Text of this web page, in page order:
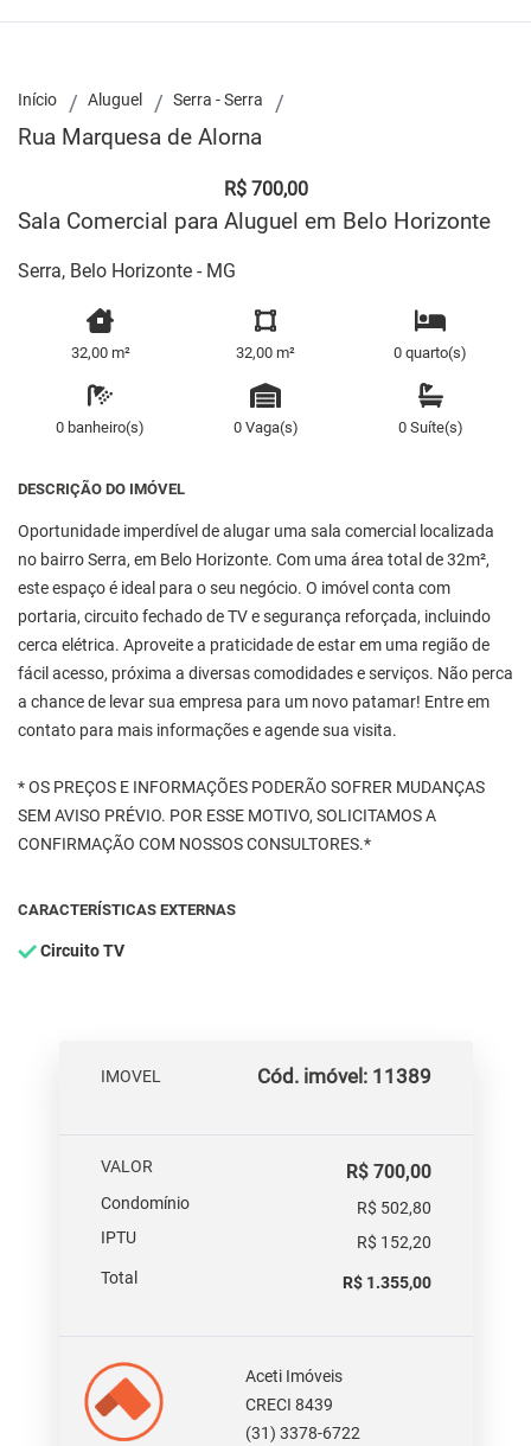
Início Aluguel Serra - Serra
Rua Marquesa de Alorna
R$ 700,00
Sala Comercial para Aluguel em Belo Horizonte
Serra, Belo Horizonte - MG
32,00 m² 32,00 m² 0 quarto(s)
0 banheiro(s) 0 Vaga(s) 0 Suíte(s)
DESCRIÇÃO DO IMÓVEL
Oportunidade imperdível de alugar uma sala comercial localizada
no bairro Serra, em Belo Horizonte. Com uma área total de 32m²,
este espaço é ideal para o seu negócio. O imóvel conta com
portaria, circuito fechado de TV e segurança reforçada, incluindo
cerca elétrica. Aproveite a praticidade de estar em uma região de
fácil acesso, próxima a diversas comodidades e serviços. Não perca
a chance de levar sua empresa para um novo patamar! Entre em
contato para mais informações e agende sua visita.
* OS PREÇOS E INFORMAÇÕES PODERÃO SOFRER MUDANÇAS
SEM AVISO PRÉVIO. POR ESSE MOTIVO, SOLICITAMOS A
CONFIRMAÇÃO COM NOSSOS CONSULTORES.*
CARACTERÍSTICAS EXTERNAS
Circuito TV
IMOVEL Cód. imóvel: 11389
VALOR R$ 700,00
Condomínio
R$ 502,80
IPTU
R$ 152,20
Total
R$ 1.355,00
Aceti Imóveis
CRECI 8439
(31) 3378-6722